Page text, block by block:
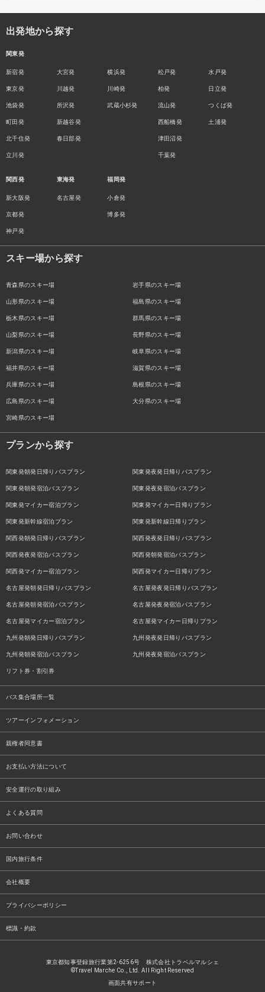
出発地から探す
関東発
新宿発
東京発
池袋発
町田発
北千住発
立川発
大宮発
川越発
所沢発
新越谷発
春日部発
横浜発
川崎発
武蔵小杉発
松戸発
柏発
流山発
西船橋発
津田沼発
千葉発
水戸発
日立発
つくば発
土浦発
関西発
新大阪発
京都発
神戸発
東海発
名古屋発
福岡発
小倉発
博多発
スキー場から探す
青森県のスキー場 岩手県のスキー場
山形県のスキー場 福島県のスキー場
栃木県のスキー場 群馬県のスキー場
山梨県のスキー場 長野県のスキー場
新潟県のスキー場 岐阜県のスキー場
福井県のスキー場 滋賀県のスキー場
兵庫県のスキー場 島根県のスキー場
広島県のスキー場 大分県のスキー場
宮崎県のスキー場
プランから探す
関東発朝発日帰りバスプラン 関東発夜発日帰りバスプラン
関東発朝発宿泊バスプラン 関東発夜発宿泊バスプラン
関東発マイカー宿泊プラン 関東発マイカー日帰りプラン
関東発新幹線宿泊プラン 関東発新幹線日帰りプラン
関西発朝発日帰りバスプラン 関西発夜発日帰りバスプラン
関西発夜発宿泊バスプラン 関西発朝発宿泊バスプラン
関西発マイカー宿泊プラン 関西発マイカー日帰りプラン
名古屋発朝発日帰りバスプラン 名古屋発夜発日帰りバスプラン
名古屋発朝発宿泊バスプラン 名古屋発夜発宿泊バスプラン
名古屋発マイカー宿泊プラン 名古屋発マイカー日帰りプラン
九州発朝発日帰りバスプラン 九州発夜発日帰りバスプラン
九州発朝発宿泊バスプラン 九州発夜発宿泊バスプラン
リフト券・割引券
バス集合場所一覧
ツアーインフォメーション
親権者同意書
お支払い方法について
安全運行の取り組み
よくある質問
お問い合わせ
国内旅行条件
会社概要
プライバシーポリシー
標識・約款
東京都知事登録旅行業第2-6256号 株式会社トラベルマルシェ
©Travel Marche Co., Ltd. All Right Reserved
画面共有サポート